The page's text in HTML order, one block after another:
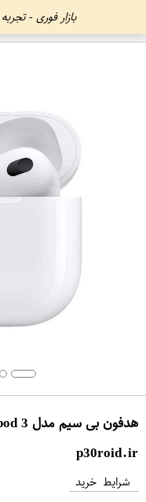
بازار فوری -
هدفون بی سیم مدل Airpod 3
p30roid.ir
شرایط خرید